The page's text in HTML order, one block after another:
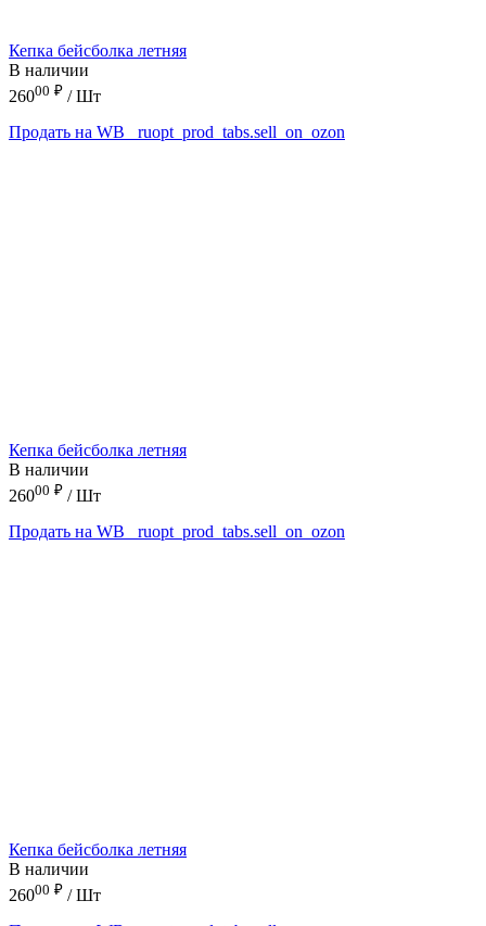
Кепка бейсболка летняя
В наличии
26000 ₽ / Шт
Продать на WB
_ruopt_prod_tabs.sell_on_ozon
Кепка бейсболка летняя
В наличии
26000 ₽ / Шт
Продать на WB
_ruopt_prod_tabs.sell_on_ozon
Кепка бейсболка летняя
В наличии
26000 ₽ / Шт